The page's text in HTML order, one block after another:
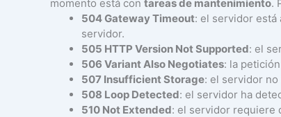
momento está con tareas de mantenimiento.
504 Gateway Timeout: el servidor está
servidor.
505 HTTP Version Not Supported: el
506 Variant Also Negotiates: la
507 Insufficient Storage: el servidor
508 Loop Detected: el servidor ha
510 Not Extended: el servidor requiere